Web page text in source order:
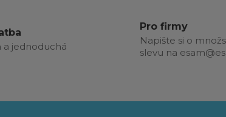
a jednoduchá
Pro firmy
Napište si o
slevu na